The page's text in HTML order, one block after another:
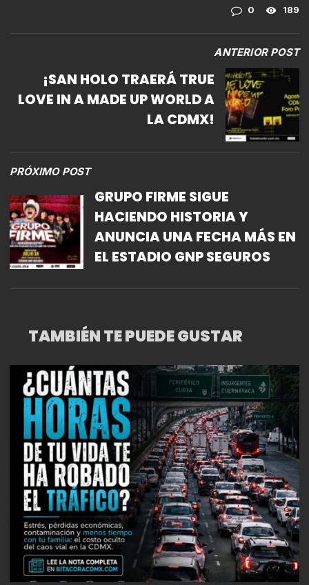
0 189
ANTERIOR POST
¡SAN HOLO TRAERÁ TRUE
LOVE IN A MADE UP WORLD A
LA CDMX!
PRÓXIMO POST
GRUPO FIRME SIGUE
HACIENDO HISTORIA Y
ANUNCIA UNA FECHA MÁS EN
EL ESTADIO GNP SEGUROS
TAMBIÉN TE PUEDE GUSTAR